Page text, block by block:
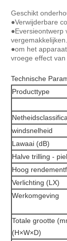
Geschikt
●Verwijderbare
●Eversieontwerp
vergemakkelijken.
●om het
vroege effect
Technische
Producttype
windsnelheid
Lawaai (dB)
Halve trilling -
Hoog
Verlichting (LX)
Werkomgeving
Totale grootte
(H×W×D)